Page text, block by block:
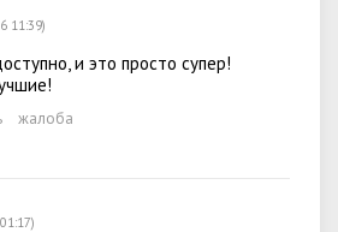
11:39)
и это просто супер!
жалоба